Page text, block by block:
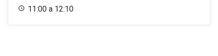
11:00 a 12:10